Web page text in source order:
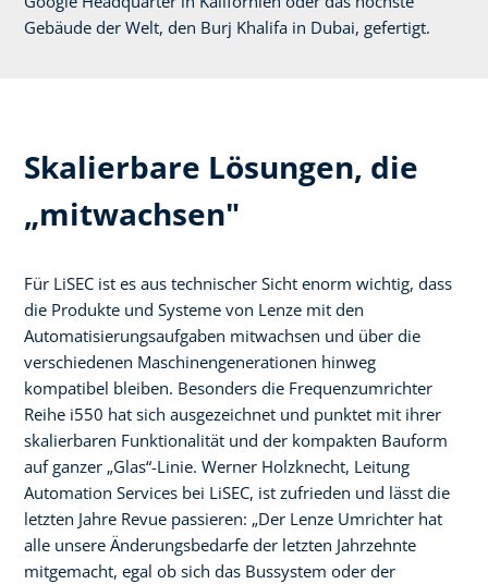
Gebäude der Welt, den Burj Khalifa in Dubai, gefertigt.
Skalierbare Lösungen, die
„mitwachsen"
Für LiSEC ist es aus technischer Sicht enorm wichtig, dass
die Produkte und Systeme von Lenze mit den
Automatisierungsaufgaben mitwachsen und über die
verschiedenen Maschinengenerationen hinweg
kompatibel bleiben. Besonders die Frequenzumrichter
Reihe i550 hat sich ausgezeichnet und punktet mit ihrer
skalierbaren Funktionalität und der kompakten Bauform
auf ganzer „Glas“-Linie. Werner Holzknecht, Leitung
Automation Services bei LiSEC, ist zufrieden und lässt die
letzten Jahre Revue passieren: „Der Lenze Umrichter hat
alle unsere Änderungsbedarfe der letzten Jahrzehnte
mitgemacht, egal ob sich das Bussystem oder der